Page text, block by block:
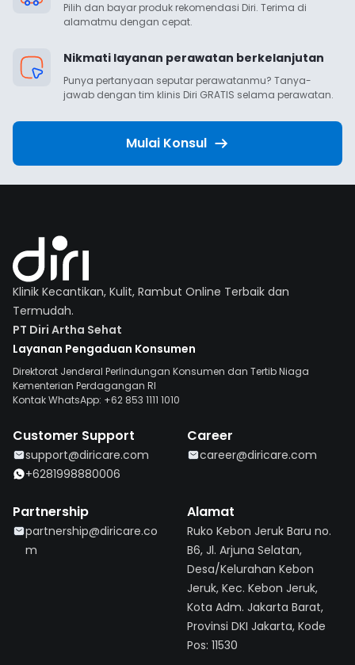
Pilih dan bayar produk rekomendasi Diri. Terima di
alamatmu dengan cepat.
Nikmati layanan perawatan berkelanjutan
Punya pertanyaan seputar perawatanmu? Tanya-
jawab dengan tim klinis Diri GRATIS selama perawatan.
Mulai Konsul
Klinik Kecantikan, Kulit, Rambut Online Terbaik dan
Termudah.
PT Diri Artha Sehat
Layanan Pengaduan Konsumen
Direktorat Jenderal Perlindungan Konsumen dan Tertib Niaga
Kementerian Perdagangan RI
Kontak WhatsApp: +62 853 1111 1010
Customer Support
support@diricare.com
+6281998880006
Career
career@diricare.com
Partnership
partnership@diricare.co
m
Alamat
Ruko Kebon Jeruk Baru no.
B6, Jl. Arjuna Selatan,
Desa/Kelurahan Kebon
Jeruk, Kec. Kebon Jeruk,
Kota Adm. Jakarta Barat,
Provinsi DKI Jakarta, Kode
Pos: 11530